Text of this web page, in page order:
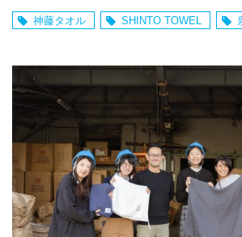
神藤タオル SHINTO TOWEL